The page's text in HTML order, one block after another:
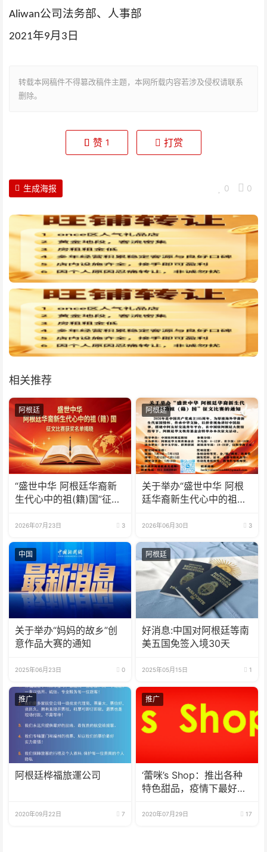
Aliwan公司法务部、人事部
2021年9月3日
转载本网稿件不得篡改稿件主题，本网所载内容若涉及侵权请联系
删除。
赞 1 打赏
0 0
生成海报
相关推荐
阿根廷
“盛世中华 阿根廷华裔新
生代心中的祖(籍)国”征文
典礼暨分享会通知
2026年07月23日 3
阿根廷
关于举办“盛世中华 阿根
廷华裔新生代心中的祖
2026年06月30日 3
中国
关于举办“妈妈的故乡”创
意作品大赛的通知
2025年06月23日 0
阿根廷
好消息:中国对阿根廷等南
美五国免签入境30天
2025年05月15日 1
推广
阿根廷桦福旅運公司
2020年09月22日 7
推广
‘蕾咪’s Shop：推出各种
特色甜品，疫情下最好的
2020年07月29日 17